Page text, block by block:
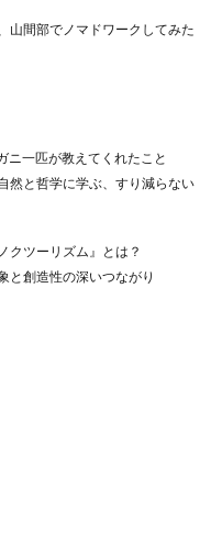
山間部でノマドワークしてみた
ニ一匹が教えてくれたこと
然と哲学に学ぶ、すり減らない
クツーリズム』とは？
と創造性の深いつながり